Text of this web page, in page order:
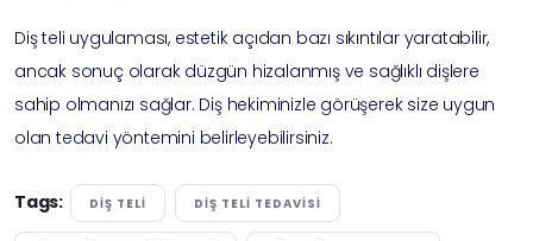
Diş teli uygulaması, estetik açıdan bazı sıkıntılar yaratabilir,
ancak sonuç olarak düzgün hizalanmış ve sağlıklı dişlere
sahip olmanızı sağlar. Diş hekiminizle görüşerek size uygun
olan tedavi yöntemini belirleyebilirsiniz.
Tags: DIŞ TELI DIŞ TELI TEDAVISI